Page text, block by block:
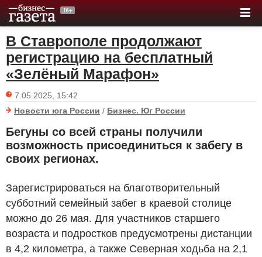
В Ставрополе продолжают
регистрацию на бесплатный
«Зелёный Марафон»
7.05.2025, 15:42
Новости юга России / Бизнес. Юг России
Бегуны со всей страны получили
возможность присоединиться к забегу в
своих регионах.
Зарегистрироваться на благотворительный
субботний семейный забег в краевой столице
можно до 26 мая. Для участников старшего
возраста и подростков предусмотрены дистанции
в 4,2 километра, а также Северная ходьба на 2,1